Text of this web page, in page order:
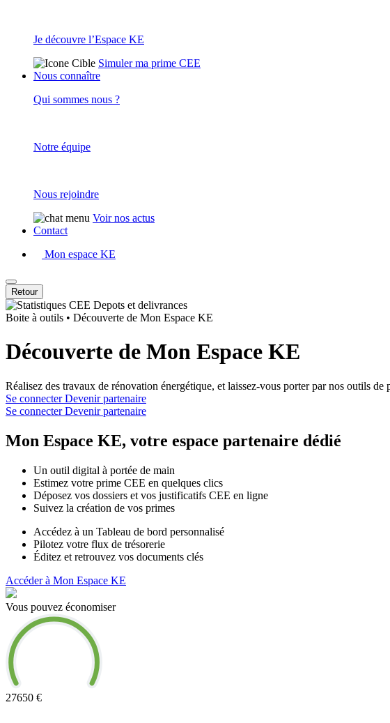
Je découvre l’Espace KE
Simuler ma prime CEE
Nous connaître
Qui sommes nous ?
Notre équipe
Nous rejoindre
Voir nos actus
Contact
Mon espace KE
Retour
Boite à outils • Découverte de Mon Espace KE
Découverte de Mon Espace KE
Réalisez des travaux de rénovation énergétique, et laissez-vous porter par nos outils
Se connecterDevenir partenaire
Se connecterDevenir partenaire
Mon Espace KE, votre espace partenaire dédié
Un outil digital à portée de main
Estimez votre prime CEE en quelques clics
Déposez vos dossiers et vos justificatifs CEE en ligne
Suivez la création de vos primes
Accédez à un Tableau de bord personnalisé
Pilotez votre flux de trésorerie
Éditez et retrouvez vos documents clés
Accéder à Mon Espace KE
Vous pouvez économiser
27650 €